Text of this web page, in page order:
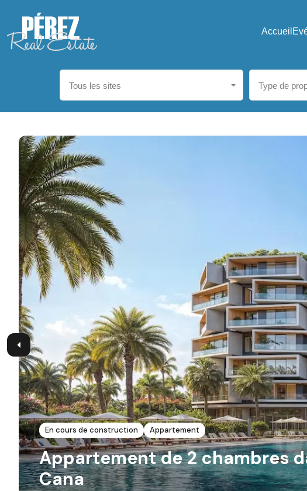
Accueil
Tous les sites Type de
En cours de construction Appartement
Appartement de 2 chambres
Cana